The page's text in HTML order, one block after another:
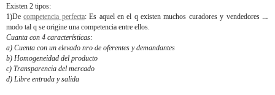
Existen 2 tipos:
1)Decompetencia perfecta: Es aquel en el q existen muchos curadores y vendedores de
modo tal q se origine una competencia entre ellos.
Cuanta con 4 características:
a) Cuenta con un elevado nro de oferentes y demandantes
b) Homogeneidad del producto
c) Transparencia del mercado
d) Libre entrada y salida